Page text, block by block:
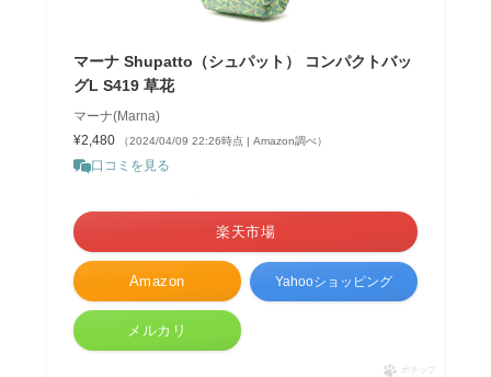
マーナ Shupatto（シュパット） コンパクトバッ
グL S419 草花
マーナ(Marna)
¥2,480
（2024/04/09 22:26時点 | Amazon調べ）
口コミを見る
Amazon
楽天市場
Yahooショッピング
メルカリ
ポチップ